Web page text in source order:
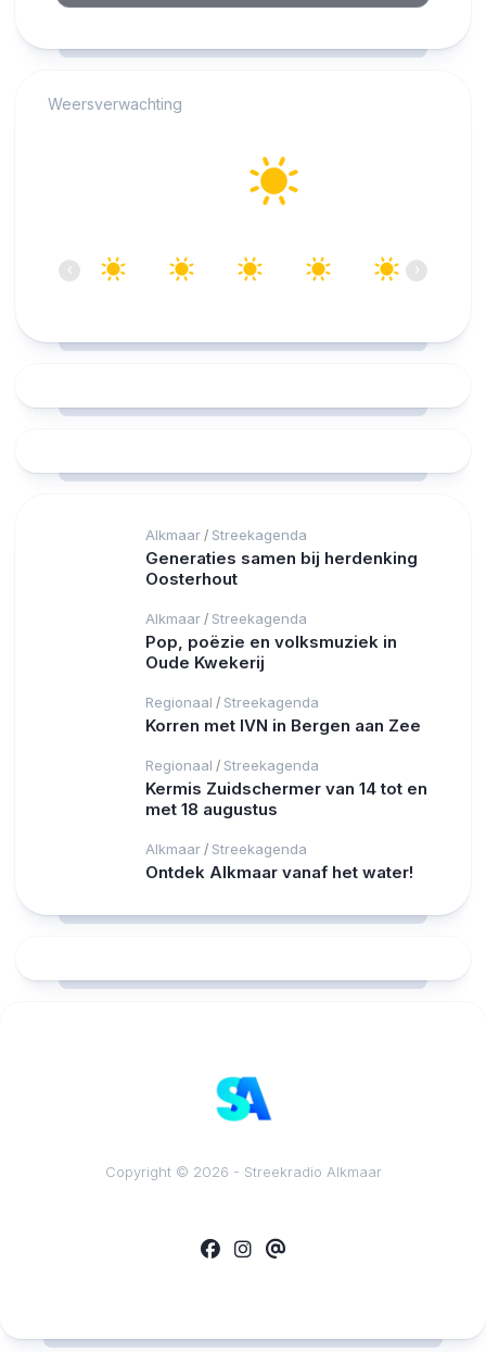
Weersverwachting
‹ ›
Alkmaar / Streekagenda
Generaties samen bij herdenking
Oosterhout
Alkmaar / Streekagenda
Pop, poëzie en volksmuziek in
Oude Kwekerij
Regionaal / Streekagenda
Korren met IVN in Bergen aan Zee
Regionaal / Streekagenda
Kermis Zuidschermer van 14 tot en
met 18 augustus
Alkmaar / Streekagenda
Ontdek Alkmaar vanaf het water!
Copyright © 2026 - Streekradio Alkmaar